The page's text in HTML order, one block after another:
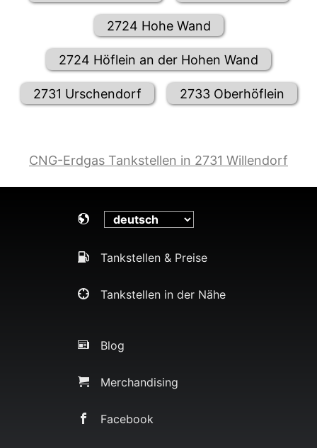
2724 Hohe Wand
2724 Höflein an der Hohen Wand
2731 Urschendorf 2733 Oberhöflein
CNG-Erdgas Tankstellen in 2731 Willendorf
Tankstellen & Preise
Tankstellen in der Nähe
Blog
Merchandising
Facebook